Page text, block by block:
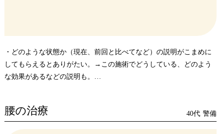
・どのような状態か（現在、前回と比べてなど）の説明がこまめに
してもらえるとありがたい。→この施術でどうしている、どのよう
な効果があるなどの説明も。
腰の治療 40代 警備